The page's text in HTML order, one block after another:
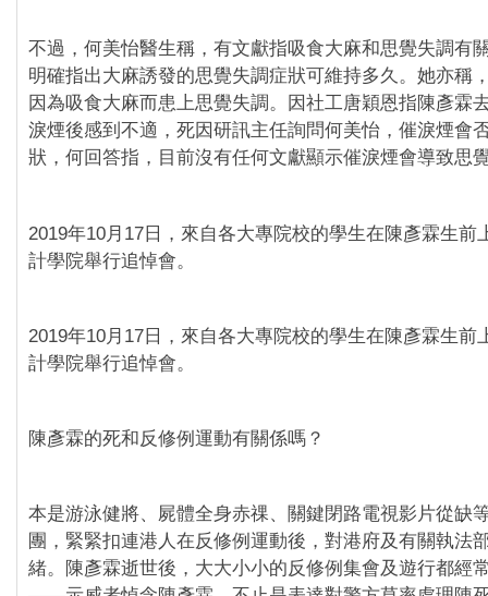
不過，何美怡醫生稱，有文獻指吸食大麻和思覺失調有
明確指出大麻誘發的思覺失調症狀可維持多久。她亦稱
因為吸食大麻而患上思覺失調。因社工唐穎恩指陳彥霖
淚煙後感到不適，死因研訊主任詢問何美怡，催淚煙會
狀，何回答指，目前沒有任何文獻顯示催淚煙會導致思
2019年10月17日，來自各大專院校的學生在陳彥霖生前
計學院舉行追悼會。
2019年10月17日，來自各大專院校的學生在陳彥霖生前
計學院舉行追悼會。
陳彥霖的死和反修例運動有關係嗎？
本是游泳健將、屍體全身赤祼、關鍵閉路電視影片從缺
團，緊緊扣連港人在反修例運動後，對港府及有關執法
緒。陳彥霖逝世後，大大小小的反修例集會及遊行都經